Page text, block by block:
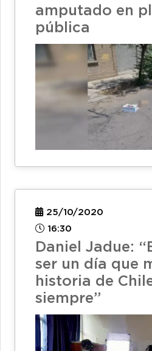
amputado en
pública
25/10/2020
16:30
Daniel Jadue:
ser un día que
historia de
siempre”